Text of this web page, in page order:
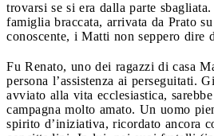
trovarsi se si era dalla parte
famiglia braccata, arrivata da Prato
conoscente, i Matti non seppero dire
Fu Renato, uno dei ragazzi di casa
persona l’assistenza ai perseguitati.
avviato alla vita ecclesiastica,
campagna molto amato. Un uomo
spirito d’iniziativa, ricordato ancora